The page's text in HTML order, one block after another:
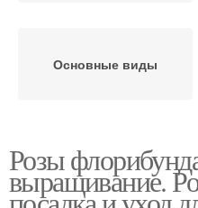
Основные виды
Съедобные виды
Розы
выращивание.